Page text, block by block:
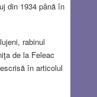
din 1934 pȃnă în
rabinul
de la Feleac
în articolul